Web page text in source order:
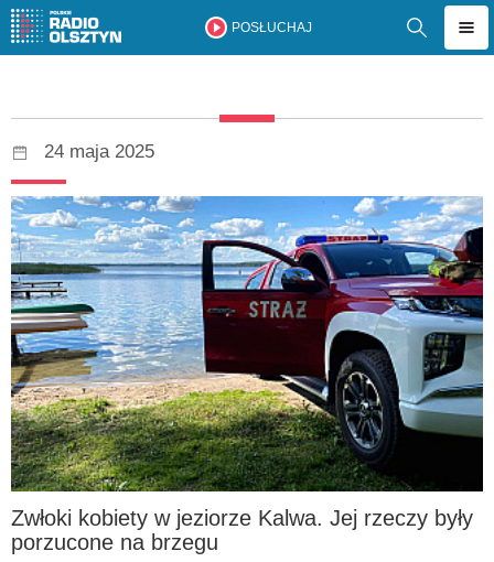
POSŁUCHAJ
24 maja 2025
Zwłoki kobiety w jeziorze Kalwa. Jej rzeczy były
porzucone na brzegu